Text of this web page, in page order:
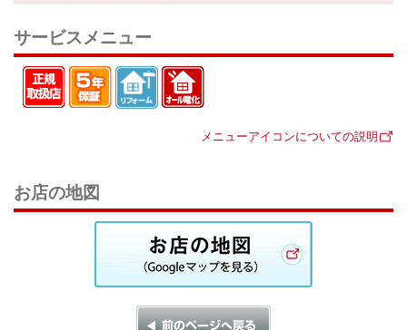
サービスメニュー
メニューアイコンについての説明
お店の地図